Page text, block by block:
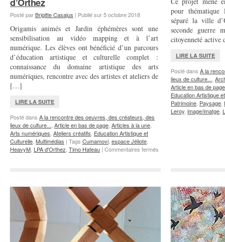
d’Orthez
Posté parBrigitte Casajus | Publié sur5 octobre 2018
Origamis animés et Jardin éphémères sont une
sensibilisation au vidéo mapping et à l’art
numérique. Les élèves ont bénéficié d’un parcours
d’éducation artistique et culturelle complet :
connaissance du domaine artistique des arts
numériques, rencontre avec des artistes et ateliers de
[…]
LIRE LA SUITE
Posté dans A la rencontre des oeuvres, des créateurs, des
lieux de culture..., Article en bas de page, Articles à la une,
Arts numériques, Ateliers créatifs, Education Artistique et
Culturelle, Multimédias | Tags Cumamovi, espace Jéliote,
HeavyM, LPA d'Orthez, Timo Hateau | Commentaires fermés
mapping
classes
Terminale
pour
séparé la ville
seconde guerre
citoyenneté
LIRE LA SUITE
Posté dans A la
lieux de culture...,
Article en bas de page
Education Artistique
Patrimoine, Paysage,
Leroy, image/imatge,